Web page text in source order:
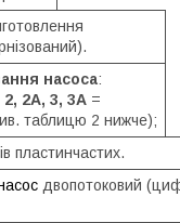
насоса:
2А, 3, 3А =
таблицю 2 нижче);
пластинчастих.
двопотоковий